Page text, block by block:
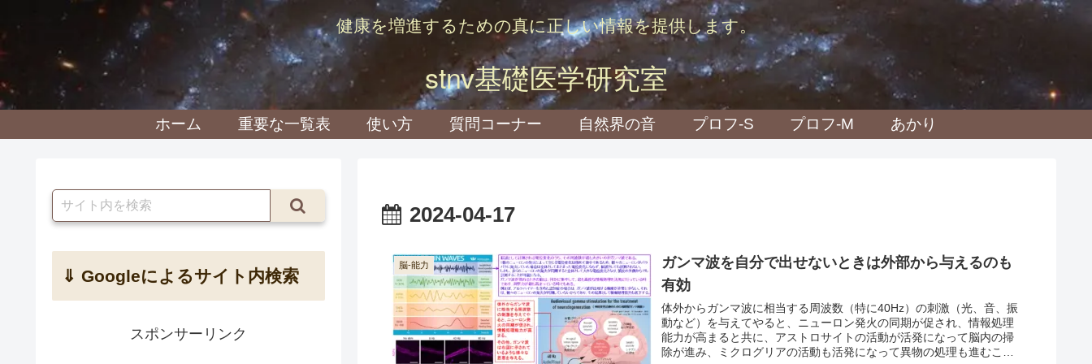
健康を増進するための真に正しい情報を提供します。
stnv基礎医学研究室
ホーム 重要な一覧表 使い方 質問コーナー 自然界の音 プロフ-S プロフ-M あかり
2024-04-17
脳-能力
ガンマ波を自分で出せないときは外部から与えるのも
有効
体外からガンマ波に相当する周波数（特に40Hz）の刺激（光、音、振
動など）を与えてやると、ニューロン発火の同期が促され、情報処理
能力が高まると共に、アストロサイトの活動が活発になって脳内の掃
除が進み、ミクログリアの活動も活発になって異物の処理も進むこと
⇓ Googleによるサイト内検索
スポンサーリンク